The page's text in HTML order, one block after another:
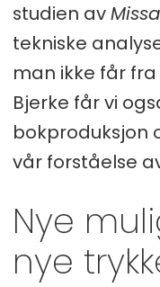
studien av
tekniske
man ikke får
Bjerke får vi
bokproduksjon
vår forståelse
Nye
nye